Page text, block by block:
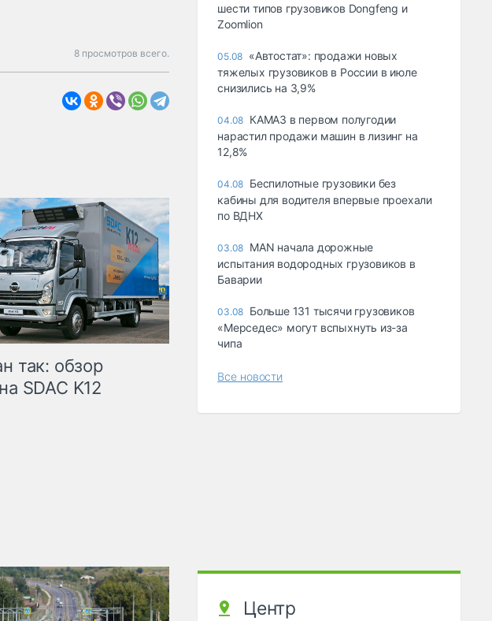
8 просмотров всего.
так: обзор
SDAC K12
шести типов грузовиков Dongfeng и
Zoomlion
05.08 «Автостат»: продажи новых
тяжелых грузовиков в России в июле
снизились на 3,9%
04.08 КАМАЗ в первом полугодии
нарастил продажи машин в лизинг на
12,8%
04.08 Беспилотные грузовики без
кабины для водителя впервые проехали
по ВДНХ
03.08 MAN начала дорожные
испытания водородных грузовиков в
Баварии
03.08 Больше 131 тысячи грузовиков
«Мерседес» могут вспыхнуть из-за
чипа
Все новости
Центр